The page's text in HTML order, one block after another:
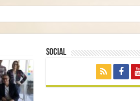
Social